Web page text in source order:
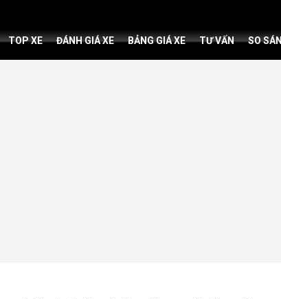
TOP XE ĐÁNH GIÁ XE BẢNG GIÁ XE TƯ VẤN SO